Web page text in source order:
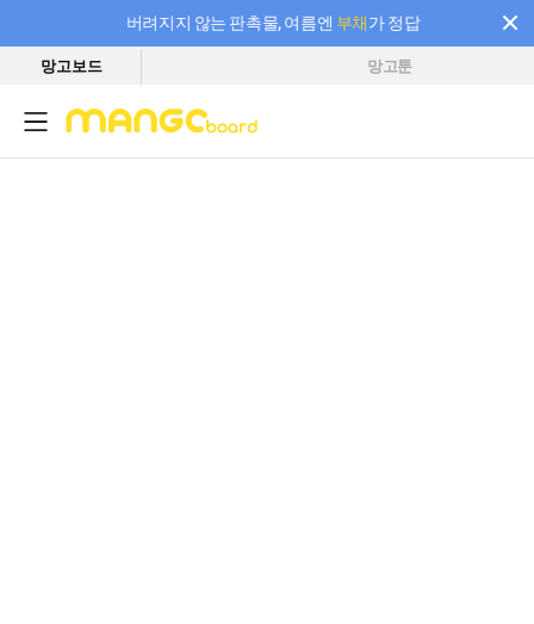
버려지지 않는 판촉물, 여름엔 부채가 정답
필요한 만큼 충전하고 끊김 없이 작업하세요! 새로워진 AI 부스터 요금제
망고보드 망고툰